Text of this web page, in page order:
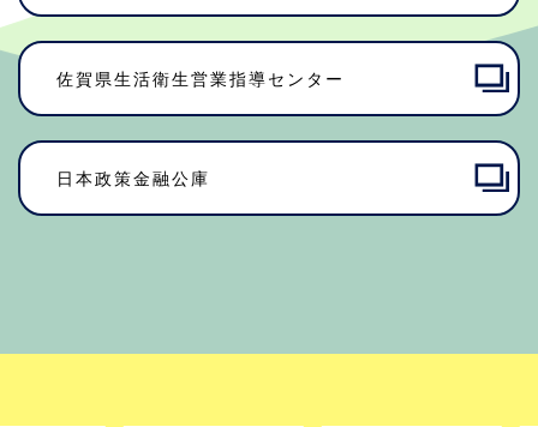
佐賀県⽣活衛⽣営業指導センター
日本政策金融公庫